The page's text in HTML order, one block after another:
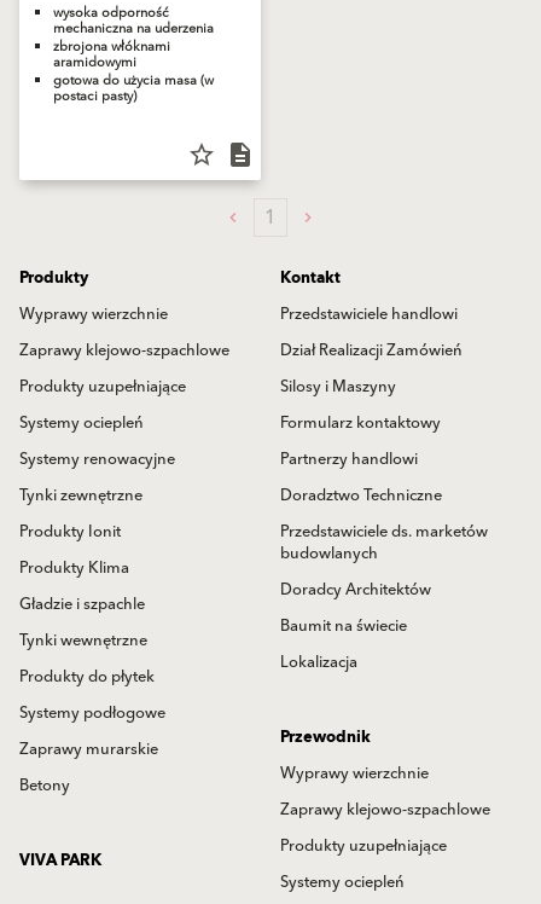
wysoka odporność
mechaniczna na uderzenia
zbrojona włóknami
aramidowymi
gotowa do użycia masa (w
postaci pasty)
star_border description
1
Produkty
Wyprawy wierzchnie
Zaprawy klejowo-szpachlowe
Produkty uzupełniające
Systemy ociepleń
Systemy renowacyjne
Tynki zewnętrzne
Produkty Ionit
Produkty Klima
Gładzie i szpachle
Tynki wewnętrzne
Produkty do płytek
Systemy podłogowe
Zaprawy murarskie
Betony
Kontakt
Przedstawiciele handlowi
Dział Realizacji Zamówień
Silosy i Maszyny
Formularz kontaktowy
Partnerzy handlowi
Doradztwo Techniczne
Przedstawiciele ds. marketów
budowlanych
Doradcy Architektów
Baumit na świecie
Lokalizacja
Przewodnik
Wyprawy wierzchnie
Zaprawy klejowo-szpachlowe
Produkty uzupełniające
Systemy ociepleń
VIVA PARK